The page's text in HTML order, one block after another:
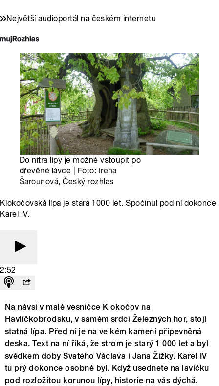
Největší audioportál na českém internetu
Do nitra lípy je možné vstoupit po
dřevěné lávce | Foto: Irena
Šarounová, Český rozhlas
Klokočovská lípa je stará 1000 let. Spočinul pod ní dokonce
Karel IV.
2:52
Na návsi v malé vesničce Klokočov na
Havlíčkobrodsku, v samém srdci Železných hor, stojí
statná lípa. Před ní je na velkém kameni připevněná
deska. Text na ní říká, že strom je starý 1 000 let a byl
svědkem doby Svatého Václava i Jana Žižky. Karel IV
tu prý dokonce osobně byl. Když usednete na lavičku
pod rozložitou korunou lípy, historie na vás dýchá.